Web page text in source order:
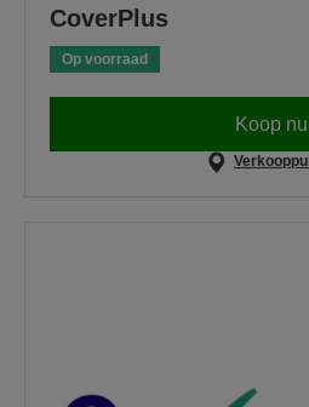
CoverPlus
Op voorraad
Koop nu